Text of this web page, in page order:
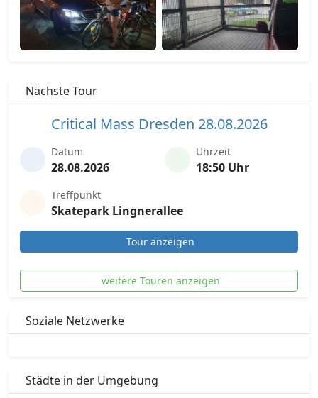
Nächste Tour
Critical Mass Dresden 28.08.2026
Datum
28.08.2026
Uhrzeit
18:50 Uhr
Treffpunkt
Skatepark Lingnerallee
Tour anzeigen
weitere Touren anzeigen
Soziale Netzwerke
Städte in der Umgebung